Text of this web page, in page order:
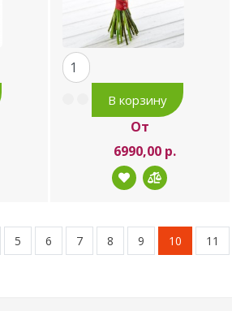
От
6990,00 р.
5 6 7 8 9 10 11